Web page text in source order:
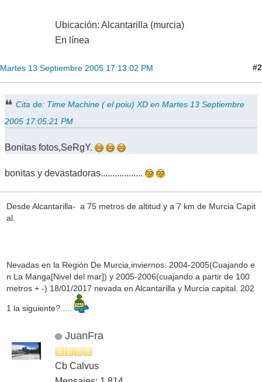
Ubicación: Alcantarilla (murcia)
En línea
Martes 13 Septiembre 2005 17:13:02 PM #2
Cita de: Time Machine ( el poiu) XD en Martes 13 Septiembre
2005 17:05:21 PM
Bonitas fotos,SeRgY.
bonitas y devastadoras..................
Desde Alcantarilla- a 75 metros de altitud y a 7 km de Murcia Capit
al.
Nevadas en la Región De Murcia,inviernos: 2004-2005(Cuajando e
n La Manga[Nivel del mar]) y 2005-2006(cuajando a partir de 100
metros + -) 18/01/2017 nevada en Alcantarilla y Murcia capital. 202
1 la siguiente?.....
JuanFra
Cb Calvus